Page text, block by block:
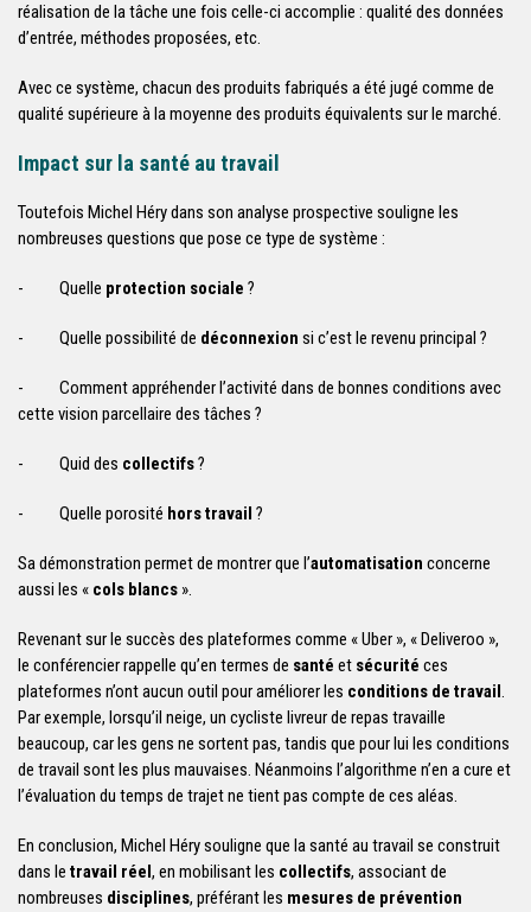
réalisation de la tâche une fois celle-ci accomplie : qualité des données
d’entrée, méthodes proposées, etc.
Avec ce système, chacun des produits fabriqués a été jugé comme de
qualité supérieure à la moyenne des produits équivalents sur le marché.
Impact sur la santé au travail
Toutefois Michel Héry dans son analyse prospective souligne les
nombreuses questions que pose ce type de système :
- Quelle protection sociale ?
- Quelle possibilité de déconnexion si c’est le revenu principal ?
- Comment appréhender l’activité dans de bonnes conditions avec
cette vision parcellaire des tâches ?
- Quid des collectifs?
- Quelle porosité hors travail ?
Sa démonstration permet de montrer que l’automatisation concerne
aussi les « cols blancs ».
Revenant sur le succès des plateformes comme « Uber », « Deliveroo »,
le conférencier rappelle qu’en termes de santé et sécurité ces
plateformes n’ont aucun outil pour améliorer les conditions de travail.
Par exemple, lorsqu’il neige, un cycliste livreur de repas travaille
beaucoup, car les gens ne sortent pas, tandis que pour lui les conditions
de travail sont les plus mauvaises. Néanmoins l’algorithme n’en a cure et
l’évaluation du temps de trajet ne tient pas compte de ces aléas.
En conclusion, Michel Héry souligne que la santé au travail se construit
dans le travail réel, en mobilisant les collectifs, associant de
nombreuses disciplines, préférant les mesures de prévention